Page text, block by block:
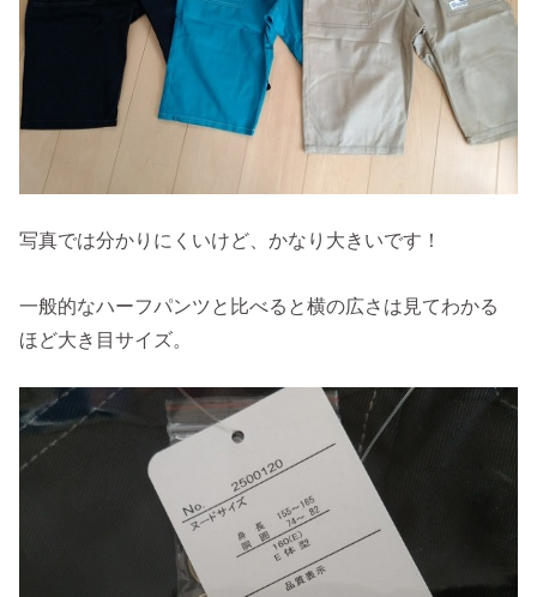
写真では分かりにくいけど、かなり大きいです！
一般的なハーフパンツと比べると横の広さは見てわかる
ほど大き目サイズ。